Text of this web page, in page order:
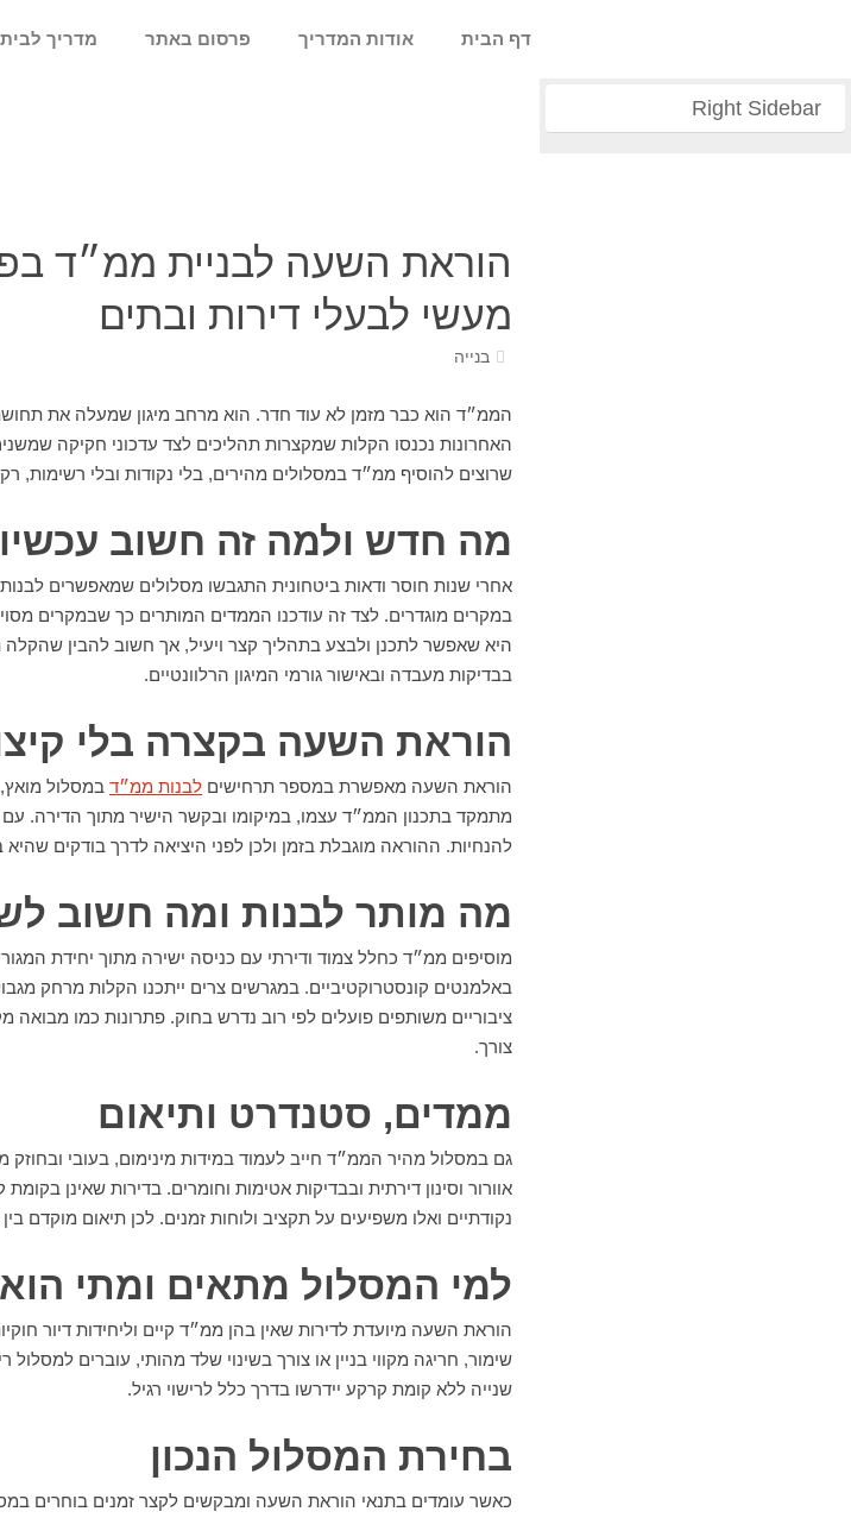
דף הבית אודות המדריך פרסום באתר מדריך לבית
הוראת השעה לבניית ממ״ד
מעשי לבעלי דירות ובתים
בנייה
הממ״ד הוא כבר מזמן לא עוד חדר. הוא מרחב מיגון שמעלה את
האחרונות נכנסו הקלות שמקצרות תהליכים לצד עדכוני חקיקה
שרוצים להוסיף ממ״ד במסלולים מהירים, בלי נקודות ובלי
מה חדש ולמה זה חשוב עכשיו
אחרי שנות חוסר ודאות ביטחונית התגבשו מסלולים שמאפשרים
במקרים מוגדרים. לצד זה עודכנו הממדים המותרים כך שבמקרים
היא שאפשר לתכנן ולבצע בתהליך קצר ויעיל, אך חשוב להבין
בבדיקות מעבדה ובאישור גורמי המיגון הרלוונטיים.
הוראת השעה בקצרה בלי
הוראת השעה מאפשרת במספר תרחישים לבנות ממ״ד במסלול
מתמקד בתכנון הממ״ד עצמו, במיקומו ובקשר הישיר מתוך הדירה.
להנחיות. ההוראה מוגבלת בזמן ולכן לפני היציאה לדרך בודקים
מה מותר לבנות ומה חשוב
מוסיפים ממ״ד כחלל צמוד ודירתי עם כניסה ישירה מתוך יחידת
באלמנטים קונסטרוקטיביים. במגרשים צרים ייתכנו הקלות מרחק
ציבוריים משותפים פועלים לפי רוב נדרש בחוק. פתרונות כמו
צורך.
ממדים, סטנדרט ותיאום
גם במסלול מהיר הממ״ד חייב לעמוד במידות מינימום, בעובי
אוורור וסינון דירתית ובבדיקות אטימות וחומרים. בדירות שאינן
נקודתיים ואלו משפיעים על תקציב ולוחות זמנים. לכן תיאום מוקדם
למי המסלול מתאים ומתי
הוראת השעה מיועדת לדירות שאין בהן ממ״ד קיים וליחידות דיור
שימור, חריגה מקווי בניין או צורך בשינוי שלד מהותי, עוברים
שנייה ללא קומת קרקע יידרשו בדרך כלל לרישוי רגיל.
בחירת המסלול הנכון
כאשר עומדים בתנאי הוראת השעה ומבקשים לקצר זמנים בוחרים
Right Sidebar